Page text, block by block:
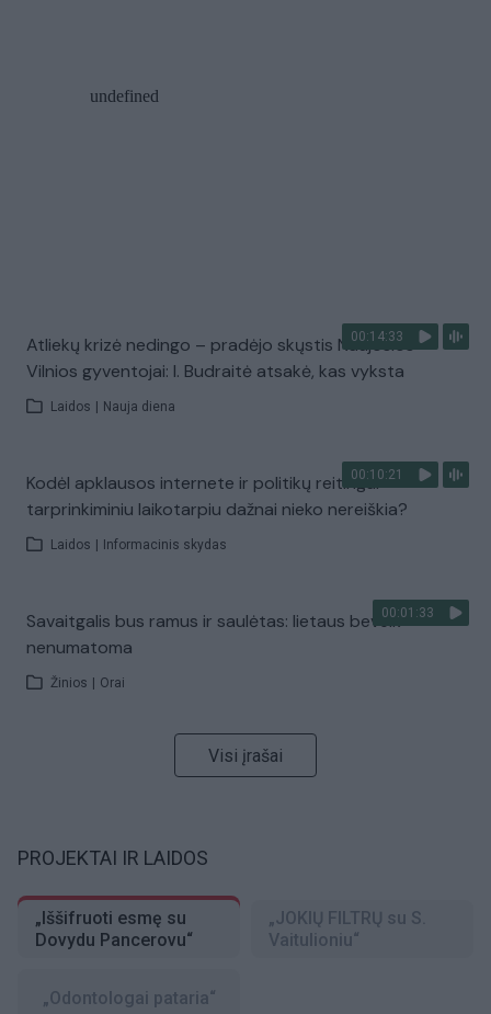
00:14:33
Atliekų krizė nedingo – pradėjo skųstis Naujosios
Vilnios gyventojai: I. Budraitė atsakė, kas vyksta
Laidos Nauja diena
00:10:21
Kodėl apklausos internete ir politikų reitingai
tarprinkiminiu laikotarpiu dažnai nieko nereiškia?
Laidos Informacinis skydas
00:01:33
Savaitgalis bus ramus ir saulėtas: lietaus beveik
nenumatoma
Žinios Orai
Visi įrašai
PROJEKTAI IR LAIDOS
„Iššifruoti esmę su
Dovydu Pancerovu“
„JOKIŲ FILTRŲ su S.
Vaitulioniu“
„Odontologai pataria“